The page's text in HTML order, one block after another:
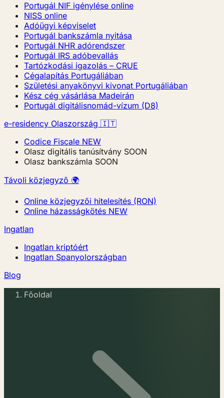
Portugál NIF igénylése online
NISS online
Adóügyi képviselet
Portugál bankszámla nyitása
Portugál NHR adórendszer
Portugál IRS adóbevallás
Tartózkodási igazolás – CRUE
Cégalapítás Portugáliában
Születési anyakönyvi kivonat Portugáliában
Kész cég vásárlása Madeirán
Portugál digitálisnomád-vízum (D8)
e-residency Olaszország 🇮🇹
Codice Fiscale NEW
Olasz digitális tanúsítvány SOON
Olasz bankszámla SOON
Távoli közjegyző 🌍
Online közjegyzői hitelesítés (RON)
Online házasságkötés NEW
Ingatlan
Ingatlan kriptóért
Ingatlan Spanyolországban
Blog
Főoldal